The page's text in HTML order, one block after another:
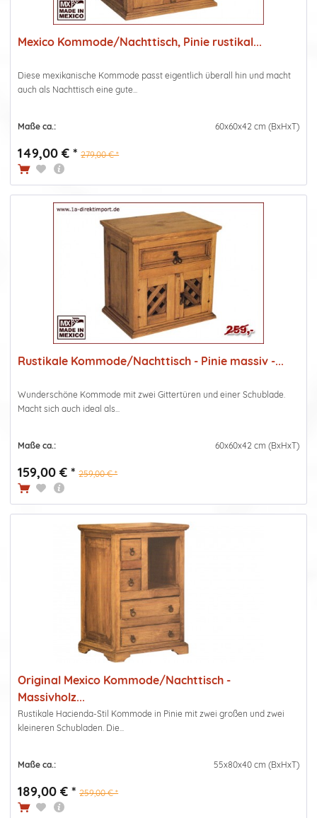
Mexico Kommode/Nachttisch, Pinie rustikal...
Diese mexikanische Kommode passt eigentlich überall hin und macht
auch als Nachttisch eine gute...
Maße ca.: 60x60x42 cm (BxHxT)
149,00 € * 279,00 € *
Rustikale Kommode/Nachttisch - Pinie massiv -...
Wunderschöne Kommode mit zwei Gittertüren und einer Schublade.
Macht sich auch ideal als...
Maße ca.: 60x60x42 cm (BxHxT)
159,00 € * 259,00 € *
Original Mexico Kommode/Nachttisch -
Massivholz...
Rustikale Hacienda-Stil Kommode in Pinie mit zwei großen und zwei
kleineren Schubladen. Die...
Maße ca.: 55x80x40 cm (BxHxT)
189,00 € * 259,00 € *